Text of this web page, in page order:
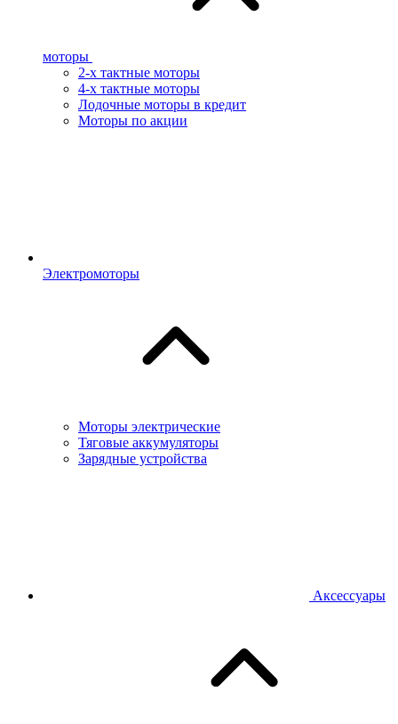
моторы
2-х тактные моторы
4-х тактные моторы
Лодочные моторы в кредит
Моторы по акции
Электромоторы
Моторы электрические
Тяговые аккумуляторы
Зарядные устройства
Аксессуары